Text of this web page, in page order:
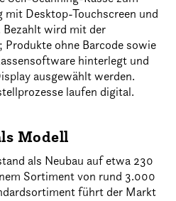
mit Desktop-Touchscreen und
Bezahlt wird mit der
Produkte ohne Barcode sowie
hinterlegt und
ausgewählt werden.
laufen digital.
Modell
als Neubau auf etwa 230
Sortiment von rund 3.000
führt der Markt